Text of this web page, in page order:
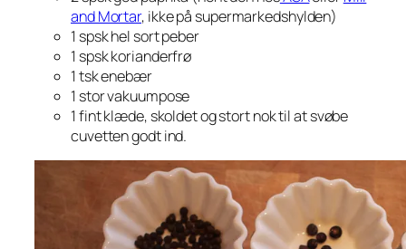
and Mortar, ikke på supermarkedshylden)
1 spsk hel sort peber
1 spsk korianderfrø
1 tsk enebær
1 stor vakuumpose
1 fint klæde, skoldet og stort nok til at svøbe
cuvetten godt ind.